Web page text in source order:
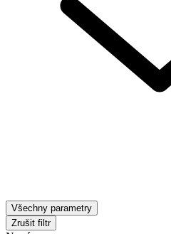
Všechny parametry
Zrušit filtr